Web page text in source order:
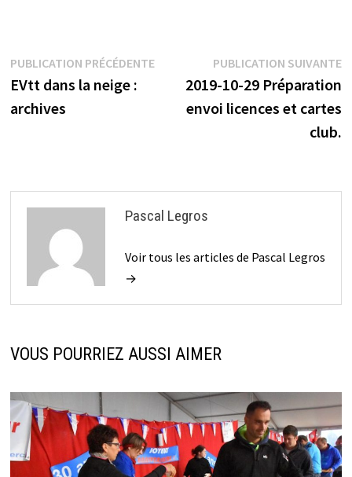
Navigation
de
PUBLICATION PRÉCÉDENTEPublication
précédente :
EVtt dans la neige :
archives
PUBLICATION SUIVANTE
2019-10-29 Préparation
envoi licences et cartes
club.
Pascal Legros
Voir tous les articles de Pascal Legros
→
VOUS POURRIEZ AUSSI AIMER